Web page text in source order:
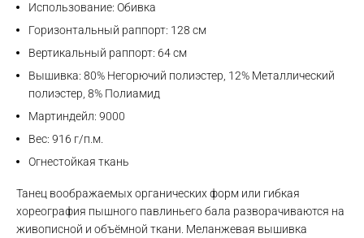
Использование: Обивка
Горизонтальный раппорт: 128 см
Вертикальный раппорт: 64 см
Вышивка: 80% Негорючий полиэстер, 12% Металлический
полиэстер, 8% Полиамид
Мартиндейл: 9000
Вес: 916 г/п.м.
Огнестойкая ткань
Танец воображаемых органических форм или гибкая
хореография пышного павлиньего бала разворачиваются на
живописной и объёмной ткани. Меланжевая вышивка
Max
WhatsApp